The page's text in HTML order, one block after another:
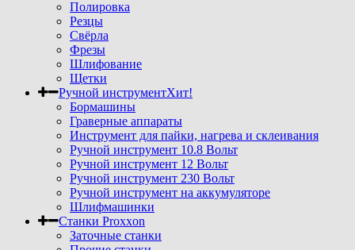
Полировка
Резцы
Свёрла
Фрезы
Шлифование
Щетки
Ручной инструментХит!
Бормашины
Граверные аппараты
Инструмент для пайки, нагрева и склеивания
Ручной инструмент 10.8 Вольт
Ручной инструмент 12 Вольт
Ручной инструмент 230 Вольт
Ручной инструмент на аккумуляторе
Шлифмашинки
Станки Proxxon
Заточные станки